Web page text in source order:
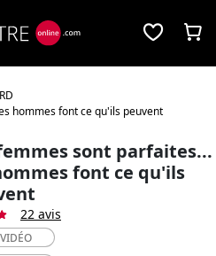
hommes font ce qu'ils peuvent
sont parfaites...
font ce qu'ils
22 avis
VIDÉO